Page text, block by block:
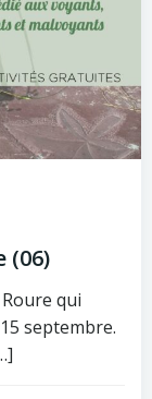
(06)
qui
septembre.